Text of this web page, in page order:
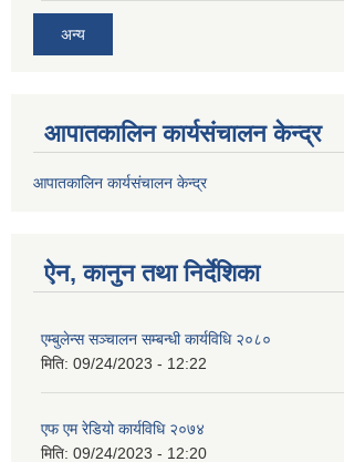
अन्य
आपातकालिन कार्यसंचालन केन्द्र
आपातकालिन कार्यसंचालन केन्द्र
ऐन, कानुन तथा निर्देशिका
एम्बुलेन्स सञ्चालन सम्बन्धी कार्यविधि २०८०
मिति: 09/24/2023 - 12:22
एफ एम रेडियो कार्यविधि २०७४
मिति: 09/24/2023 - 12:20